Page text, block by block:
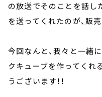
の放送でそのことを話し
を送ってくれたのが、販
今回なんと、我々と一緒
クキューブを作ってくれ
うございます！！